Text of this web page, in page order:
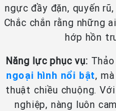
ngực đầy đặn, quyến
Chắc chắn rằng những
hớp hồn
Năng lực phục vụ:
ngoại hình nổi bật,
thuật chiều chuộng.
nghiệp, nàng luôn